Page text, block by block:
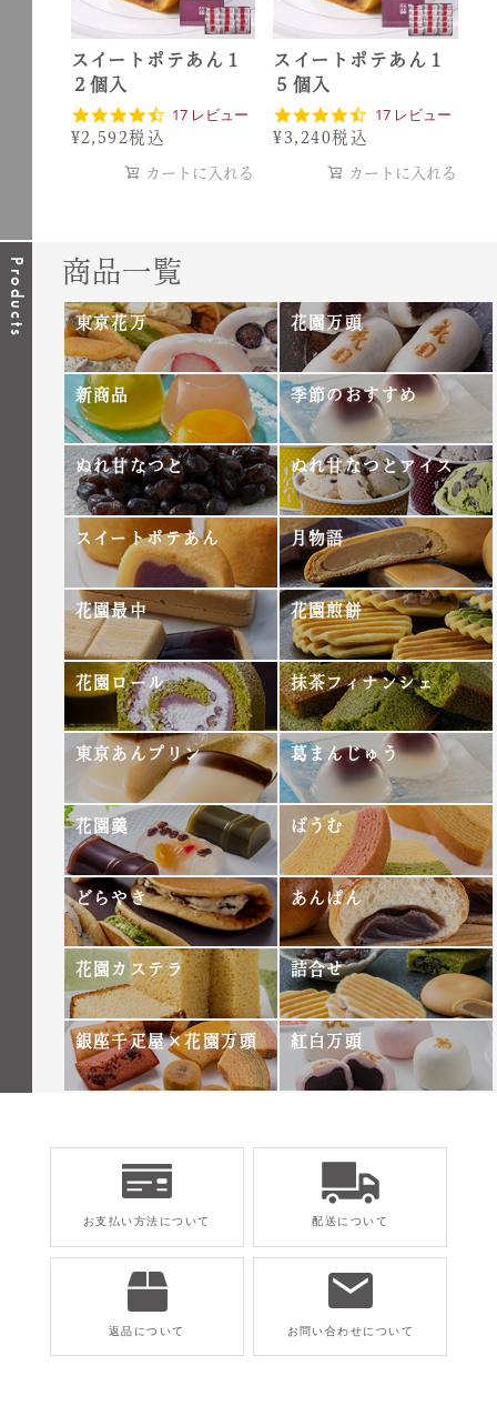
Products 商品一覧
東京花万 花園万頭
新商品 季節のおすすめ
ぬれ甘なつと ぬれ甘なつとアイス
スイートポテあん 月物語
花園最中 花園煎餅
花園ロール 抹茶フィナンシェ
東京あんプリン 葛まんじゅう
花園羹 ばうむ
どらやき あんぱん
花園カステラ 詰合せ
銀座千疋屋×花園万頭 紅白万頭
スイートポテあん１
２個入
4
s
a
t
i
n
g
17 レビュー
¥2,592税込
カートに入れる
スイートポテあん１
５個入
s
i
n
g
17 レビュー
¥ 3,240税込
カートに入れる
お支払い方法について 配送について
返品について お問い合わせについて